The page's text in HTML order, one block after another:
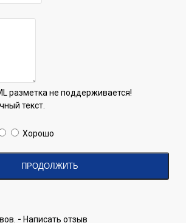
разметка не поддерживается!
текст.
Хорошо
ПРОДОЛЖИТЬ
- Написать отзыв